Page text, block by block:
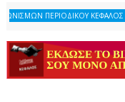
ΚΕΦΑΛΟΣ